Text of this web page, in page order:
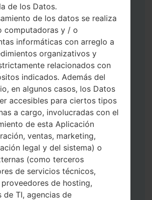
a su PC: la última versión de
extraiga el archivo de
1 (si es archivo 1, elíjalo aquí)
5, selecciónelo aquí):
y Recuperación"
y Radio"
"País y región y operador"
_ ***: "País y regióny
los archivos a Odin 3.
de los Datos.
de los datos se realiza
computadoras y / o
informáticas con arreglo a
organizativos y
relacionados con
indicados. Además del
en algunos casos, los Datos
accesibles para ciertos tipos
a cargo, involucradas con el
de esta Aplicación
ventas, marketing,
legal y del sistema) o
(como terceros
de servicios técnicos,
de hosting,
de TI, agencias de